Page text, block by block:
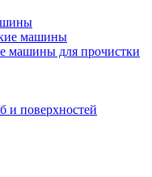
машины
машины для прочистки
и поверхностей